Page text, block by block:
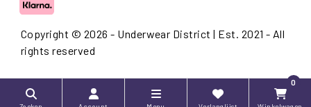
Copyright © 2026 - Underwear District | Est. 2021 - All
rights reserved
0